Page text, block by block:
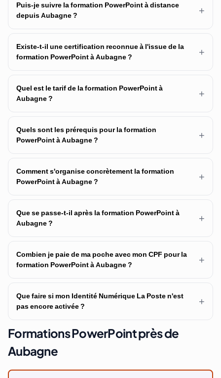
Puis-je suivre la formation PowerPoint à distance
depuis Aubagne ?
+
Existe-t-il une certification reconnue à l'issue de la
formation PowerPoint à Aubagne ?
+
Quel est le tarif de la formation PowerPoint à
Aubagne ?
+
Quels sont les prérequis pour la formation
PowerPoint à Aubagne ?
+
Comment s'organise concrètement la formation
PowerPoint à Aubagne ?
+
Que se passe-t-il après la formation PowerPoint à
Aubagne ?
+
Combien je paie de ma poche avec mon CPF pour la
formation PowerPoint à Aubagne ?
+
Que faire si mon Identité Numérique La Poste n'est
pas encore activée ?
+
Formations PowerPoint près de
Aubagne